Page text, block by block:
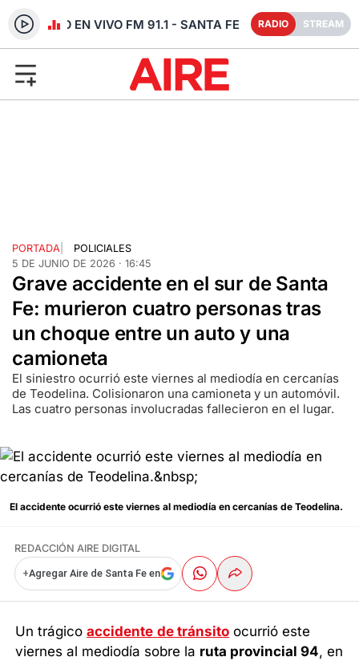
RADIO EN VIVO FM 91.1 - SANTA FE RADIO STREAM
PORTADA
POLICIALES
5 DE JUNIO DE 2026 · 16:45
Grave accidente en el sur de Santa
Fe: murieron cuatro personas tras
un choque entre un auto y una
camioneta
El siniestro ocurrió este viernes al mediodía en cercanías
de Teodelina. Colisionaron una camioneta y un automóvil.
Las cuatro personas involucradas fallecieron en el lugar.
El accidente ocurrió este viernes al mediodía en cercanías de Teodelina.
REDACCIÓN AIRE DIGITAL
+Agregar Aire de Santa Fe en
Un trágicoaccidente de tránsito ocurrió este
viernes al mediodía sobre la ruta provincial 94, en